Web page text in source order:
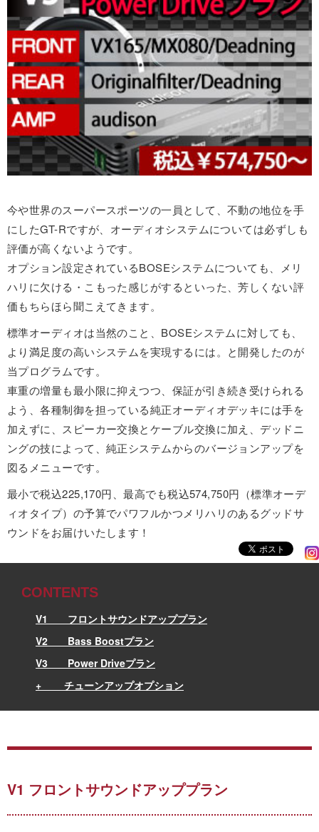
今や世界のスーパースポーツの一員として、不動の地位を手
にしたGT-Rですが、オーディオシステムについては必ずしも
評価が高くないようです。
オプション設定されているBOSEシステムについても、メリ
ハリに欠ける・こもった感じがするといった、芳しくない評
価もちらほら聞こえてきます。
標準オーディオは当然のこと、BOSEシステムに対しても、
より満足度の高いシステムを実現するには。と開発したのが
当プログラムです。
車重の増量も最小限に抑えつつ、保証が引き続き受けられる
よう、各種制御を担っている純正オーディオデッキには手を
加えずに、スピーカー交換とケーブル交換に加え、デッドニ
ングの技によって、純正システムからのバージョンアップを
図るメニューです。
最小で税込225,170円、最高でも税込574,750円（標準オーデ
ィオタイプ）の予算でパワフルかつメリハリのあるグッドサ
ウンドをお届けいたします！
V1 フロントサウンドアッププラン
V2 Bass Boostプラン
V3 Power Driveプラン
+ チューンアップオプション
V1 フロントサウンドアッププラン